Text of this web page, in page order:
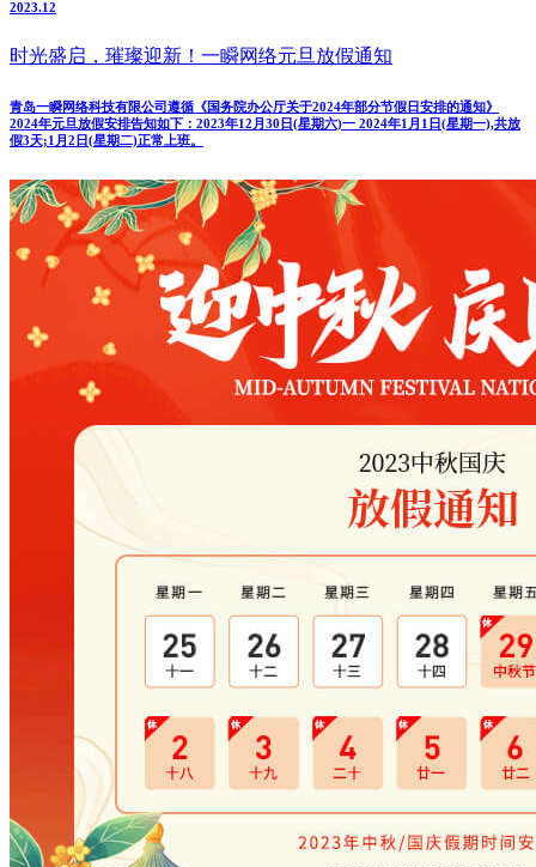
2023.12
时光盛启，璀璨迎新！一瞬网络元旦放假通知
青岛一瞬网络科技有限公司遵循《国务院办公厅关于2024年部分节假日安排的通知》
2024年元旦放假安排告知如下：2023年12月30日(星期六)一 2024年1月1日(星期一),共放
假3天;1月2日(星期二)正常上班。